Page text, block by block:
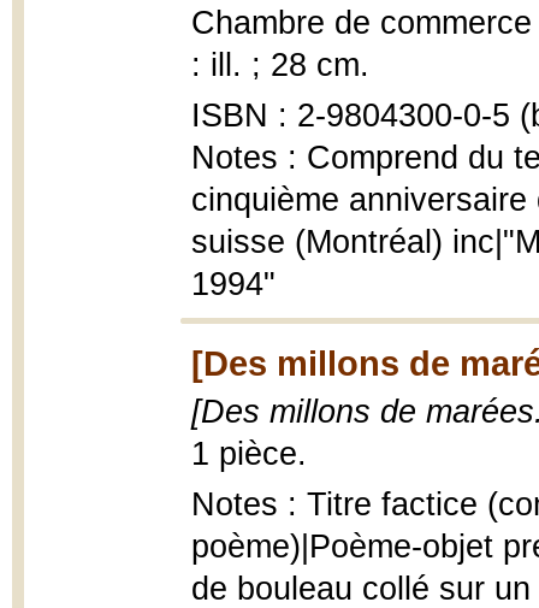
Chambre de
: ill. ; 28 cm.
ISBN : 2-9804300-0-5
Notes : Comprend du
cinquième
suisse (Montréal)
1994"
[Des millons de
[Des millons de
1 pièce.
Notes : Titre factice
poème)|Poème-objet
de bouleau collé sur